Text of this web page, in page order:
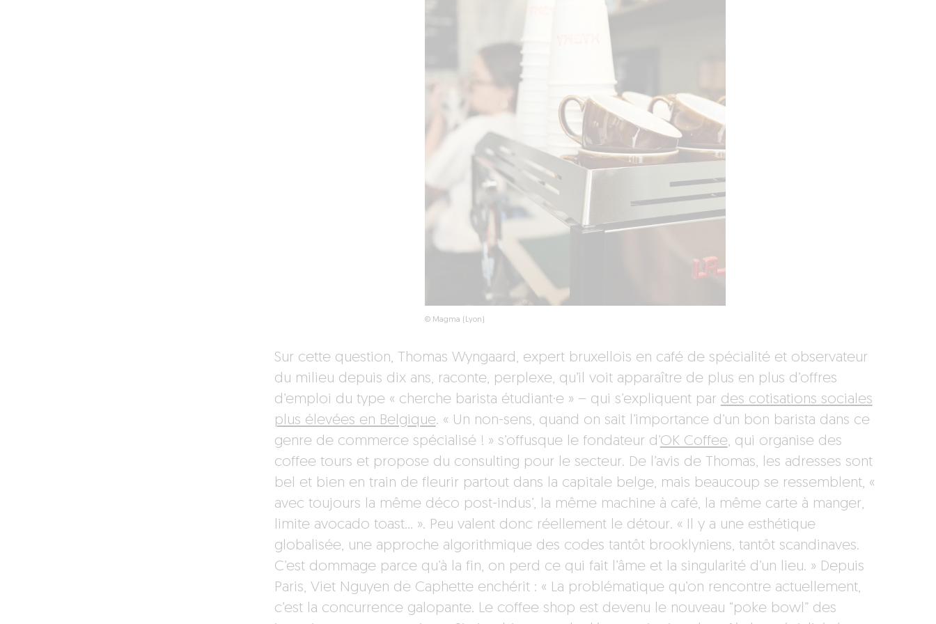
© Magma (Lyon)
Sur cette question, Thomas Wyngaard, expert bruxellois en café de spécialité et observateur
du milieu depuis dix ans, raconte, perplexe, qu’il voit apparaître de plus en plus d’offres
d’emploi du type « cherche barista étudiant·e » – qui s’expliquent par des cotisations sociales
plus élevées en Belgique. « Un non-sens, quand on sait l’importance d’un bon barista dans ce
genre de commerce spécialisé ! » s’offusque le fondateur d’OK Coffee, qui organise des
coffee tours et propose du consulting pour le secteur. De l’avis de Thomas, les adresses sont
bel et bien en train de fleurir partout dans la capitale belge, mais beaucoup se ressemblent, «
avec toujours la même déco post-indus’, la même machine à café, la même carte à manger,
limite avocado toast… ». Peu valent donc réellement le détour. « Il y a une esthétique
globalisée, une approche algorithmique des codes tantôt brooklyniens, tantôt scandinaves.
C’est dommage parce qu’à la fin, on perd ce qui fait l’âme et la singularité d’un lieu. » Depuis
Paris, Viet Nguyen de Caphette enchérit : « La problématique qu’on rencontre actuellement,
c’est la concurrence galopante. Le coffee shop est devenu le nouveau “poke bowl” des